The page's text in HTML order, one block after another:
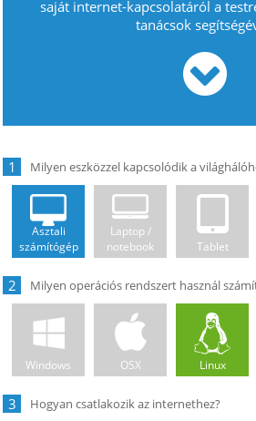
saját internet-kapcsolatáról a
tanácsok
1
Asztali
számítógép
Laptop /
notebook
Tablet
2
Windows OSX Linux
3